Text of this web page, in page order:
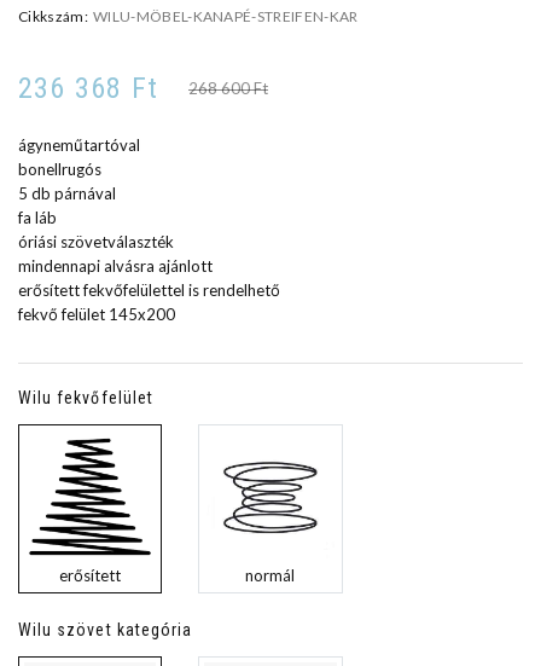
Cikkszám: WILU-MÖBEL-KANAPÉ-STREIFEN-KAR
236 368 Ft 268 600 Ft
ágyneműtartóval
bonellrugós
5 db párnával
fa láb
óriási szövetválaszték
mindennapi alvásra ajánlott
erősített fekvőfelülettel is rendelhető
fekvő felület 145x200
Wilu fekvőfelület
erősített normál
Wilu szövet kategória